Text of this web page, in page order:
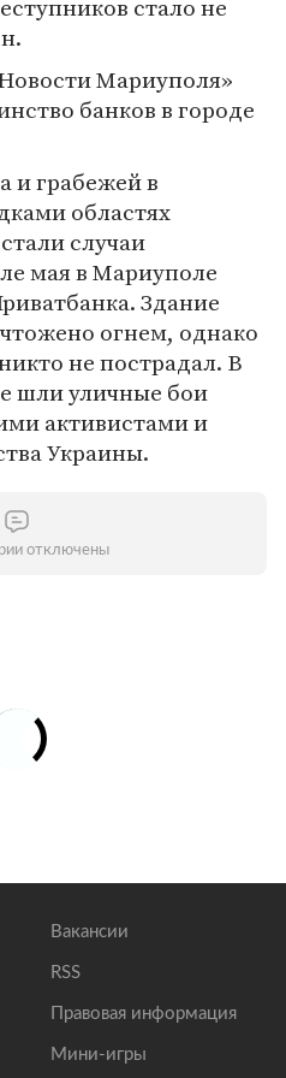
стало не
Мариуполя»
банков в городе
и грабежей в
областях
случаи
мая в Мариуполе
Здание
огнем, однако
не пострадал. В
шли уличные бои
активистами и
Украины.
отключены
Вакансии
RSS
Правовая информация
Мини-игры